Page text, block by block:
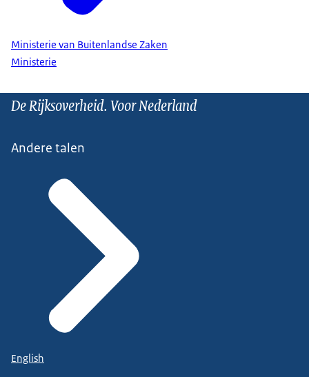
Ministerie van Buitenlandse Zaken
Ministerie
De Rijksoverheid. Voor Nederland
Andere talen
English